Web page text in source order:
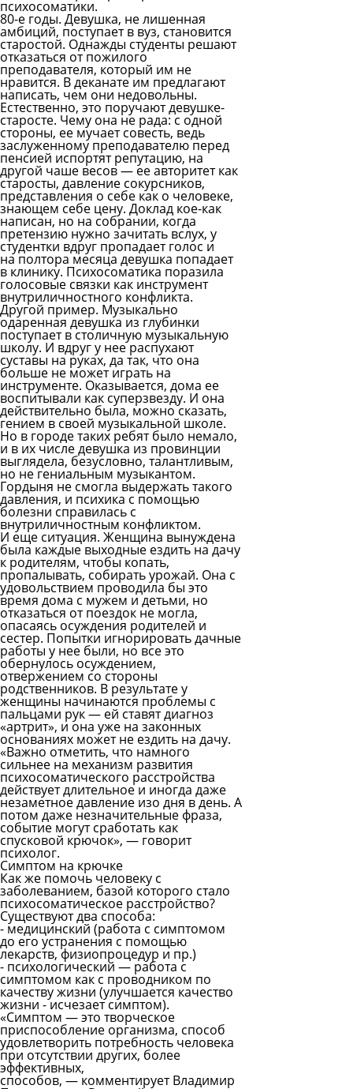
психосоматики.
80-е годы. Девушка, не лишенная
амбиций, поступает в вуз, становится
старостой. Однажды студенты решают
отказаться от пожилого
преподавателя, который им не
нравится. В деканате им предлагают
написать, чем они недовольны.
Естественно, это поручают девушке-
старосте. Чему она не рада: с одной
стороны, ее мучает совесть, ведь
заслуженному преподавателю перед
пенсией испортят репутацию, на
другой чаше весов — ее авторитет как
старосты, давление сокурсников,
представления о себе как о человеке,
знающем себе цену. Доклад кое-как
написан, но на собрании, когда
претензию нужно зачитать вслух, у
студентки вдруг пропадает голос и
на полтора месяца девушка попадает
в клинику. Психосоматика поразила
голосовые связки как инструмент
внутриличностного конфликта.
Другой пример. Музыкально
одаренная девушка из глубинки
поступает в столичную музыкальную
школу. И вдруг у нее распухают
суставы на руках, да так, что она
больше не может играть на
инструменте. Оказывается, дома ее
воспитывали как суперзвезду. И она
действительно была, можно сказать,
гением в своей музыкальной школе.
Но в городе таких ребят было немало,
и в их числе девушка из провинции
выглядела, безусловно, талантливым,
но не гениальным музыкантом.
Гордыня не смогла выдержать такого
давления, и психика с помощью
болезни справилась с
внутриличностным конфликтом.
И еще ситуация. Женщина вынуждена
была каждые выходные ездить на дачу
к родителям, чтобы копать,
пропалывать, собирать урожай. Она с
удовольствием проводила бы это
время дома с мужем и детьми, но
отказаться от поездок не могла,
опасаясь осуждения родителей и
сестер. Попытки игнорировать дачные
работы у нее были, но все это
обернулось осуждением,
отвержением со стороны
родственников. В результате у
женщины начинаются проблемы с
пальцами рук — ей ставят диагноз
«артрит», и она уже на законных
основаниях может не ездить на дачу.
«Важно отметить, что намного
сильнее на механизм развития
психосоматического расстройства
действует длительное и иногда даже
незаметное давление изо дня в день. А
потом даже незначительные фраза,
событие могут сработать как
спусковой крючок», — говорит
психолог.
Симптом на крючке
Как же помочь человеку с
заболеванием, базой которого стало
психосоматическое расстройство?
Существуют два способа:
- медицинский (работа с симптомом
до его устранения с помощью
лекарств, физиопроцедур и пр.)
- психологический — работа с
симптомом как с проводником по
качеству жизни (улучшается качество
жизни - исчезает симптом).
«Симптом — это творческое
приспособление организма, способ
удовлетворить потребность человека
при отсутствии других, более
эффективных,
способов, — комментирует Владимир